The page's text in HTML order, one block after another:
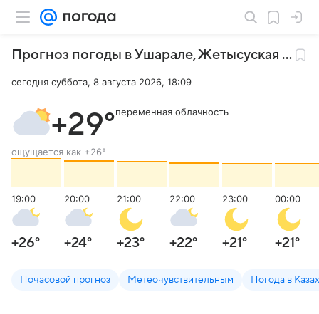
Прогноз погоды в Ушарале,Жетысуская область
сегодня суббота, 8 августа 2026, 18:09
+29°
ощущается как +26°
переменная облачность
19:00
+26°
20:00
+24°
21:00
+23°
22:00
+22°
23:00
+21°
00:00
+21°
Почасовой прогноз Метеочувствительным Погода в